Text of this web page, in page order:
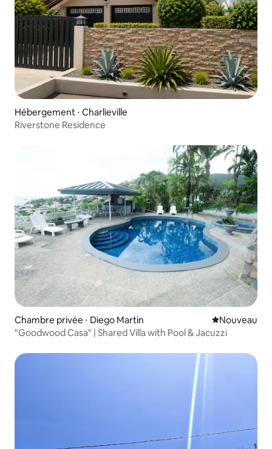
Hébergement ⋅ Charlieville
Riverstone Residence
Chambre privée ⋅ Diego Martin Nouvel
Nouveau
"Goodwood Casa" | Shared Villa with Pool & Jacuzzi